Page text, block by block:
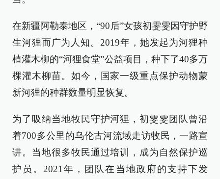
在新疆阿勒泰地区，“90后”女孩初雯雯因守护野
生河狸而广为人知。2019年，她发起为河狸种
植灌木柳的“河狸食堂”公益项目，种下了40多万
棵灌木柳苗。如今，国家一级重点保护动物蒙
新河狸的种群数量明显恢复。
为了吸纳当地牧民守护河狸，初雯雯团队曾沿
着700多公里的乌伦古河流域走访牧民，一路宣
讲。当地很多牧民通过培训，成为自然保护巡
护员。2021年，团队在当地政府的支持下发